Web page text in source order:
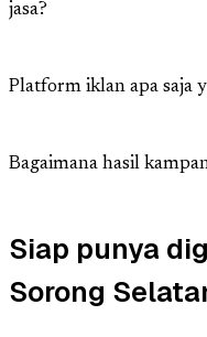
jasa?
Platform iklan apa saja
Bagaimana hasil
Siap punya
Sorong